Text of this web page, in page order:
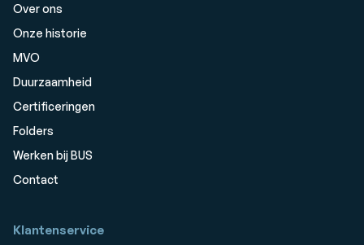
Over ons
Onze historie
MVO
Duurzaamheid
Certificeringen
Folders
Werken bij BUS
Contact
Klantenservice